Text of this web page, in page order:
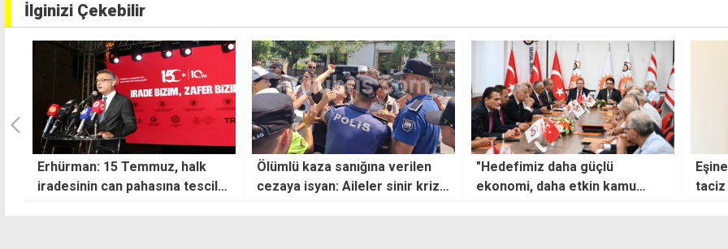
İlginizi Çekebilir
Ölümlü kaza sanığına verilen
cezaya isyan: Aileler sinir krizi
"Hedefimiz daha güçlü
ekonomi, daha etkin kamu
Eşine "şiddet tehdidi, telefonda
taciz ve fiziksel şiddet"